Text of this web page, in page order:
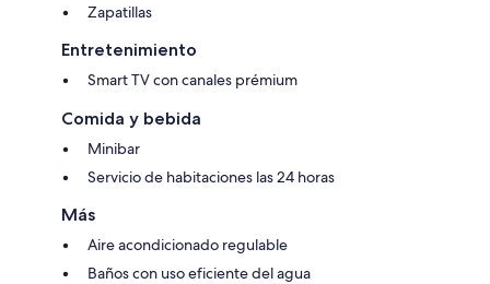
Zapatillas
Entretenimiento
Smart TV con canales prémium
Comida y bebida
Minibar
Servicio de habitaciones las 24 horas
Más
Aire acondicionado regulable
Baños con uso eficiente del agua